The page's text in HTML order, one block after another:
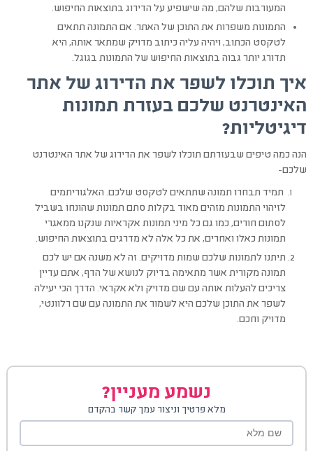
המעורבות שלהם, מה שישפיע על הדירוג בתוצאות החיפוש.
התמונות משפרות את התוכן של האתר. אם התמונה תתאים
לטקסט הכתוב, ויהיה עליה כיתוב מדויק שמתאר אותה, היא
תדורג יותר גבוה בתוצאות החיפוש של התמונות בגוגל.
איך תוכלו לשפר את הדירוג של אתר
האינטרנט שלכם בעזרת תמונות
דיגיטליות?
הנה כמה טיפים שבעזרתם תוכלו לשפר את הדירוג של אתר האינטרנט
שלכם-
תמיד תבחרו תמונה שתתאים לטקסט שלכם. האלגוריתמים
לזיהוי התמונות מזהים מאוד בקלות סתם תמונות שהונחו בשביל
לסתום חורים, כמו גם כל מיני תמונות אקראיות שנקנו ממאגרי
תמונות כאלו ואחרים, את כל אלה לא מדרגים בתוצאות החיפוש.
תיתנו לתמונות שלכם שמות מדויקים. זה לא משנה אם יש לכם
תמונה מקורית אשר מתאימה בדיוק לנושא של הדף, אתם עדיין
צריכים להעלות אותה עם שם מדויק ולא אקראי. הדרך הכי יעילה
לשפר את התוכן שלכם היא לשמור את התמונה עם שם רלוונטי,
מדויק וחכם.
נשמע מעניין?
מלא פרטיך וניצור עמך קשר בהקדם